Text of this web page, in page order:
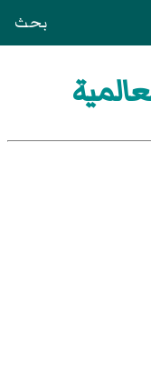
بحث